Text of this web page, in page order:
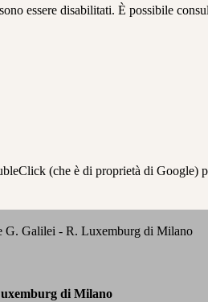
essere disabilitati. È possibile
(che è di proprietà di Google)
G. Galilei - R. Luxemburg di Milano
di Milano